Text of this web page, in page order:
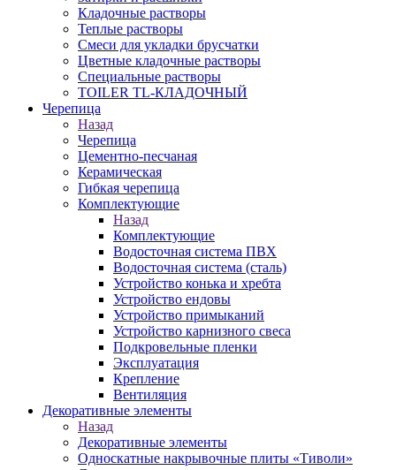
Кладочные растворы
Теплые растворы
Смеси для укладки брусчатки
Цветные кладочные растворы
Специальные растворы
TOILER TL-КЛАДОЧНЫЙ
Черепица
Назад
Черепица
Цементно-песчаная
Керамическая
Гибкая черепица
Комплектующие
Назад
Комплектующие
Водосточная система ПВХ
Водосточная система (сталь)
Устройство конька и хребта
Устройство ендовы
Устройство примыканий
Устройство карнизного свеса
Подкровельные пленки
Эксплуатация
Крепление
Вентиляция
Декоративные элементы
Назад
Декоративные элементы
Односкатные накрывочные плиты «Тиволи»